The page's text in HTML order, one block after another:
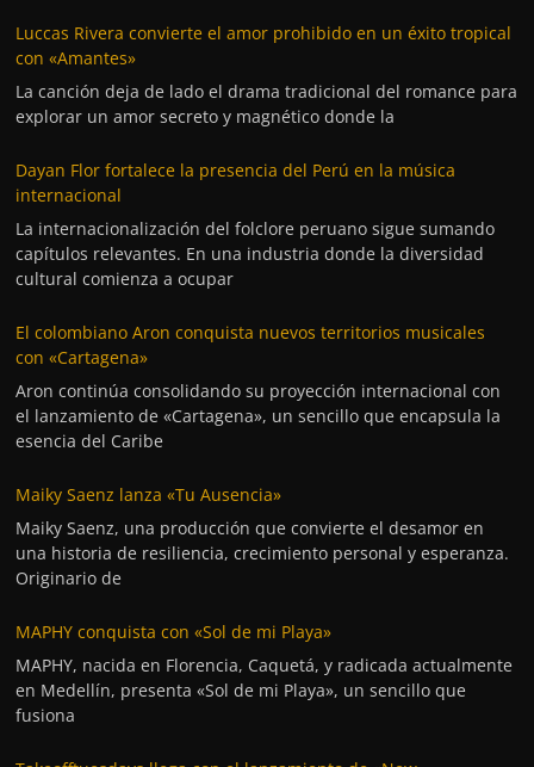
Luccas Rivera convierte el amor prohibido en un éxito tropical
con «Amantes»
La canción deja de lado el drama tradicional del romance para
explorar un amor secreto y magnético donde la
Dayan Flor fortalece la presencia del Perú en la música
internacional
La internacionalización del folclore peruano sigue sumando
capítulos relevantes. En una industria donde la diversidad
cultural comienza a ocupar
El colombiano Aron conquista nuevos territorios musicales
con «Cartagena»
Aron continúa consolidando su proyección internacional con
el lanzamiento de «Cartagena», un sencillo que encapsula la
esencia del Caribe
Maiky Saenz lanza «Tu Ausencia»
Maiky Saenz, una producción que convierte el desamor en
una historia de resiliencia, crecimiento personal y esperanza.
Originario de
MAPHY conquista con «Sol de mi Playa»
MAPHY, nacida en Florencia, Caquetá, y radicada actualmente
en Medellín, presenta «Sol de mi Playa», un sencillo que
fusiona